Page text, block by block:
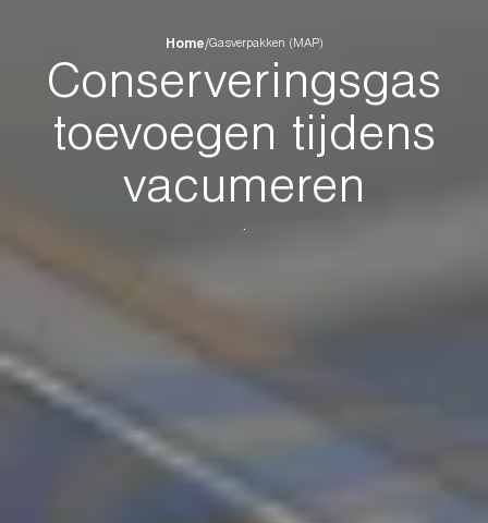
Home/Gasverpakken (MAP)
Conserveringsgas
toevoegen tijdens
vacumeren
.